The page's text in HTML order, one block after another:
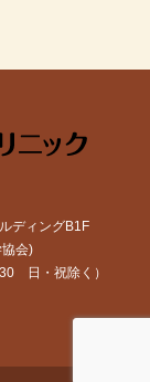
ディングB1F
会)
日・祝除く）